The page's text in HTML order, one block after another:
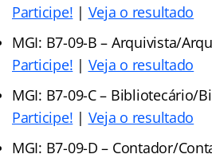
Participe! | Veja o resultado
MGI: B7-09-B – Arquivista/
Participe! | Veja o resultado
MGI: B7-09-C – Bibliotecário/
Participe! | Veja o resultado
MGI: B7-09-D – Contador/